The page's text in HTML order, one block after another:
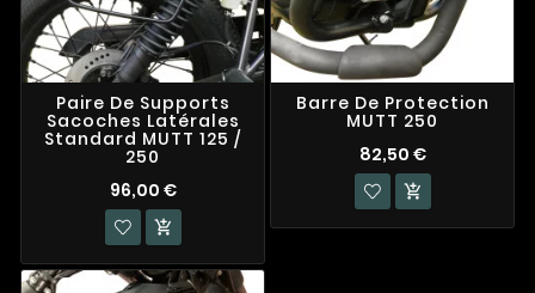
Paire De Supports
Sacoches Latérales
Standard MUTT 125 /
250
96,00 €

Barre De Protection
MUTT 250
82,50 €
